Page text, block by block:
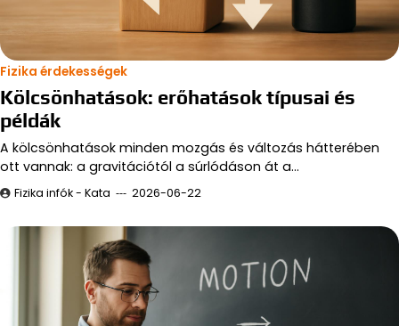
Fizika érdekességek
Kölcsönhatások: erőhatások típusai és
példák
A kölcsönhatások minden mozgás és változás hátterében
ott vannak: a gravitációtól a súrlódáson át a…
Fizika infók - Kata 2026-06-22